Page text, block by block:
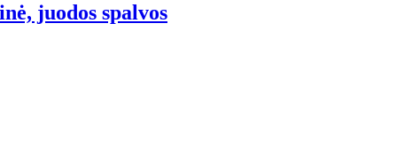
juodos spalvos